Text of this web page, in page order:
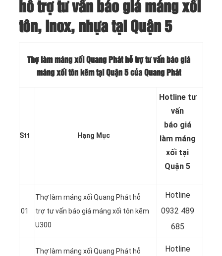
hỗ trợ tư vấn báo giá máng xối
tôn, inox, nhựa tại Quận 5
Thợ làm máng xối Quang Phát hỗ trợ tư vấn báo giá
máng xối tôn kẽm tại Quận 5 của Quang Phát
Stt Hạng Mục
Hotline tư
vấn
báo giá
làm máng
xối tại
Quận 5
01
Thợ làm máng xối Quang Phát hỗ
trợ tư vấn báo giá máng xối tôn kẽm
U300
Hotline
0932 489
685
Thợ làm máng xối Quang Phát hỗ
Hotline